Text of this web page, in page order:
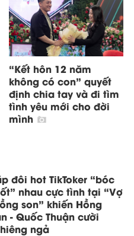
“Kết hôn 12 năm
không có con” quyết
định chia tay và đi tìm
tình yêu mới cho đời
mình
đôi hot TikToker “bóc
nhau cực tình tại “Vợ
son” khiến Hồng
- Quốc Thuận cười
ngả